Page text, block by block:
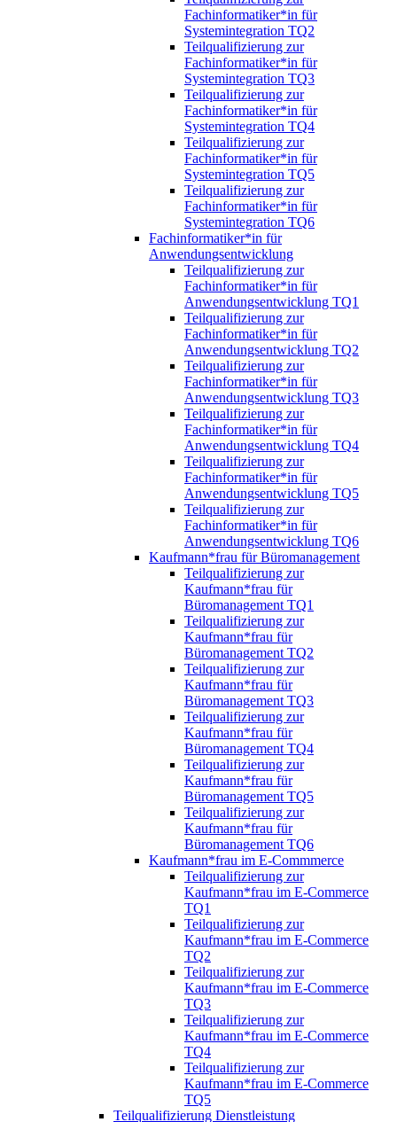
Fachinformatiker*in für
Systemintegration TQ2
Teilqualifizierung zur
Fachinformatiker*in für
Systemintegration TQ3
Teilqualifizierung zur
Fachinformatiker*in für
Systemintegration TQ4
Teilqualifizierung zur
Fachinformatiker*in für
Systemintegration TQ5
Teilqualifizierung zur
Fachinformatiker*in für
Systemintegration TQ6
Fachinformatiker*in für
Anwendungsentwicklung
Teilqualifizierung zur
Fachinformatiker*in für
Anwendungsentwicklung TQ1
Teilqualifizierung zur
Fachinformatiker*in für
Anwendungsentwicklung TQ2
Teilqualifizierung zur
Fachinformatiker*in für
Anwendungsentwicklung TQ3
Teilqualifizierung zur
Fachinformatiker*in für
Anwendungsentwicklung TQ4
Teilqualifizierung zur
Fachinformatiker*in für
Anwendungsentwicklung TQ5
Teilqualifizierung zur
Fachinformatiker*in für
Anwendungsentwicklung TQ6
Kaufmann*frau für Büromanagement
Teilqualifizierung zur
Kaufmann*frau für
Büromanagement TQ1
Teilqualifizierung zur
Kaufmann*frau für
Büromanagement TQ2
Teilqualifizierung zur
Kaufmann*frau für
Büromanagement TQ3
Teilqualifizierung zur
Kaufmann*frau für
Büromanagement TQ4
Teilqualifizierung zur
Kaufmann*frau für
Büromanagement TQ5
Teilqualifizierung zur
Kaufmann*frau für
Büromanagement TQ6
Kaufmann*frau im E-Commmerce
Teilqualifizierung zur
Kaufmann*frau im E-Commerce
TQ1
Teilqualifizierung zur
Kaufmann*frau im E-Commerce
TQ2
Teilqualifizierung zur
Kaufmann*frau im E-Commerce
TQ3
Teilqualifizierung zur
Kaufmann*frau im E-Commerce
TQ4
Teilqualifizierung zur
Kaufmann*frau im E-Commerce
TQ5
Teilqualifizierung Dienstleistung